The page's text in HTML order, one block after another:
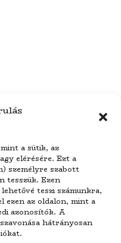
a sütik, az
elérésére. Ezt a
személyre szabott
tesszük. Ezen
teszi számunkra,
ezen az oldalon, mint a
azonosítók. A
hátrányosan